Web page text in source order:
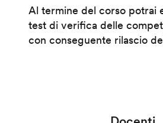
Al termine del corso potrai
test di verifica delle
con conseguente rilascio